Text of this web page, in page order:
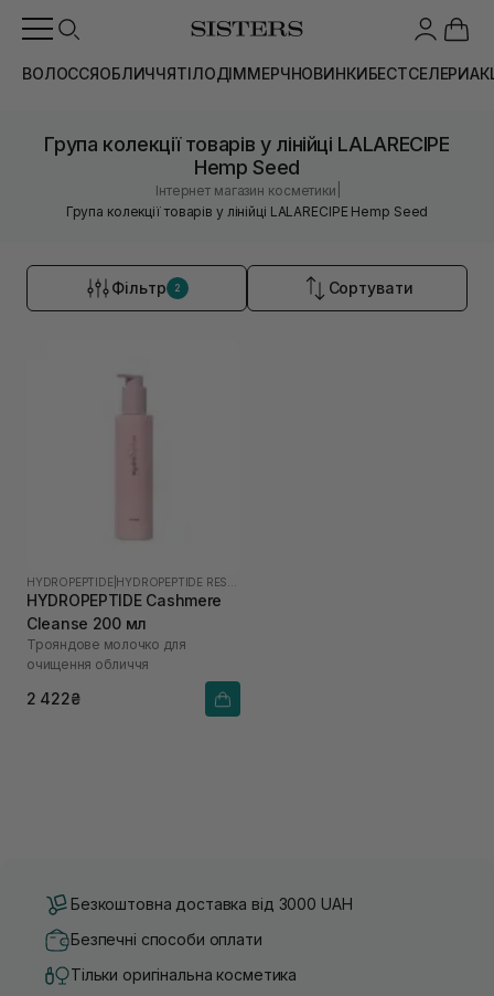
ВОЛОССЯОБЛИЧЧЯТІЛОДІММЕРЧНОВИНКИБЕСТСЕЛЕРИ
Група колекції товарів у лінійці LALARECIPE
Hemp Seed
Інтернет магазин косметики
Група колекції товарів у лінійці LALARECIPE Hemp Seed
Фільтр 2 Сортувати
HYDROPEPTIDE
HYDROPEPTIDE Cashmere
Cleanse 200 мл
Трояндове молочко для
очищення обличчя
2 422₴
Безкоштовна доставка від 3000 UAH
Безпечні способи оплати
Тільки оригінальна косметика